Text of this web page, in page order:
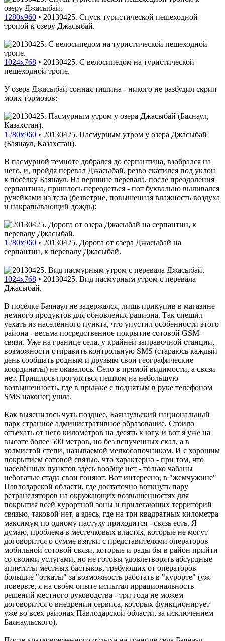
1280x960 • 20130425. Спуск туристической пешеходной
тропой к озеру Джасыбай.
1024x768 • 20130425. С велосипедом на туристической
пешеходной тропе.
У озера Джасыбай сонная тишина - никого не разбудил скрип
моих тормозов:
1280x960 • 20130425. Пасмурным утром у озера Джасыбай
(Баянаул, Казахстан).
В пасмурной темноте добрался до серпантина, взобрался на
него, и, пройдя перевал Джасыбай, резво скатился под уклон
к посёлку Баянаул. На вершине перевала, после преодоления
серпантина, пришлось переодеться - пот буквально выливался
ручейками из тела (безветрие, повышенная влажность воздуха
и накрапывающий дождь):
1280x960 • 20130425. Дорога от озера Джасыбай на
серпантин, к перевалу Джасыбай.
1024x768 • 20130425. Вид пасмурным утром с перевала
Джасыбай.
В посёлке Баянаул не задержался, лишь прикупив в магазине
немного продуктов для обновления рациона. Так спешил
уехать из населённого пункта, что упустил особенности этого
района - весьма посредственное покрытие сотовой GSM-
связи. Уже на границе села, у крайней заправочной станции,
возможности отправить контрольную SMS (стараюсь каждый
день сообщать родным и друзьям свои географические
координаты) не оказалось. Село в прямой видимости, а связи
нет. Пришлось прогуляться пешком на небольшую
возвышенность, где в прыжке с поднятым в руке телефоном
SMS наконец ушла.
Как выяснилось чуть позднее, Баянаульский национальный
парк странное административное образование. Стоило
отъехать от него километров на десять к югу, и вот я уже на
высоте более 500 метров, но без вспученных скал, а в
холмистой степи, называемой мелкосопочником. И с хорошим
покрытием сотовой связью, что характерно - при том, что
населённых пунктов здесь вообще нет - только чабаны
небогатые стада свои гоняют. Вот интересно, в "жемчужине"
Павлодарской области, где достаточно воткнуть пару
ретрансляторов на окружающих возвышенностях для
покрытия всей курортной зоны и прилегающих территорий
связью, таковой нет, а здесь, где на три квадратных километра
максимум по одному пастуху приходится - связь есть. Я
думаю, проблема в местечковых властях, которые не могут
договорится о сумме взятки с представителями операторов
мобильной сотовой связи, которые и рады бы в район прийти
со своими услугами, но не готовы удовлетворять абсурдные
аппетиты местных бастыков, требующих от операторов
большие "откаты" за возможность работать в "курорте" (уж
поверьте, я на своём опыте испытал иррациональность
решений местного руководства - три года не можем
договорится о внедрении сервиса, которых функционирует
уже во всех районах Павлодарской области, за исключением
Баянаульского).